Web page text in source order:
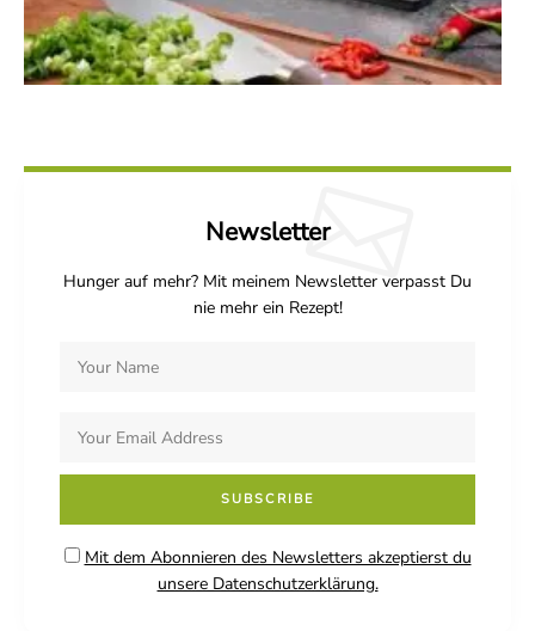
Newsletter
Hunger auf mehr? Mit meinem Newsletter verpasst Du
nie mehr ein Rezept!
Mit dem Abonnieren des Newsletters akzeptierst du
unsere Datenschutzerklärung.